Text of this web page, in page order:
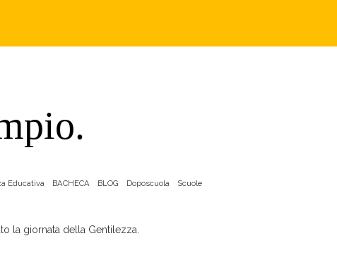
Educativa BACHECA BLOG Doposcuola Scuole
la giornata della Gentilezza.